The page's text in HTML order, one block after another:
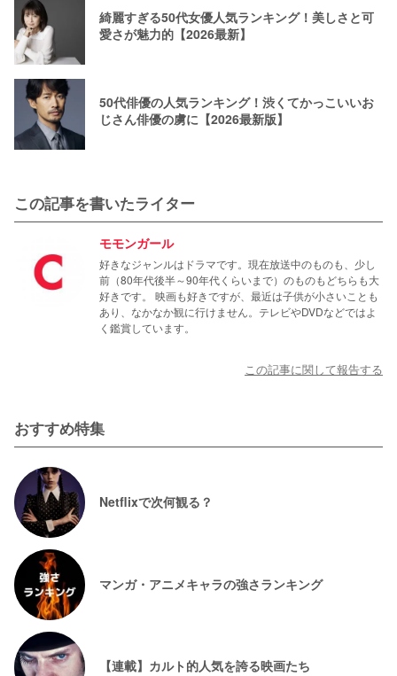
綺麗すぎる50代女優人気ランキング！美しさと可
愛さが魅力的【2026最新】
50代俳優の人気ランキング！渋くてかっこいいお
じさん俳優の虜に【2026最新版】
この記事を書いたライター
モモンガール
好きなジャンルはドラマです。現在放送中のものも、少し
前（80年代後半～90年代くらいまで）のものもどちらも大
好きです。 映画も好きですが、最近は子供が小さいことも
あり、なかなか観に行けません。テレビやDVDなどではよ
く鑑賞しています。
この記事に関して報告する
おすすめ特集
Netflixで次何観る？
マンガ・アニメキャラの強さランキング
【連載】カルト的人気を誇る映画たち